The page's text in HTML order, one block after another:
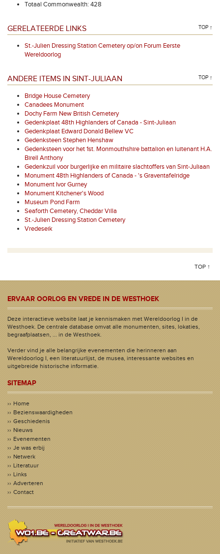
Totaal Commonwealth: 428
GERELATEERDE LINKS TOP ↑
St.-Julien Dressing Station Cemetery op/on Forum Eerste
Wereldoorlog
ANDERE ITEMS IN SINT-JULIAAN TOP ↑
Bridge House Cemetery
Canadees Monument
Dochy Farm New British Cemetery
Gedenkplaat 48th Highlanders of Canada - Sint-Juliaan
Gedenkplaat Edward Donald Bellew VC
Gedenksteen Stephen Henshaw
Gedenksteen voor het 1st. Monmouthshire battalion en luitenant H.A.
Birell Anthony
Gedenkzuil voor burgerlijke en militaire slachtoffers van Sint-Juliaan
Monument 48th Highlanders of Canada - 's Graventafelridge
Monument Ivor Gurney
Monument Kitchener's Wood
Museum Pond Farm
Seaforth Cemetery, Cheddar Villa
St.-Julien Dressing Station Cemetery
Vredeseik
TOP ↑
ERVAAR OORLOG EN VREDE IN DE WESTHOEK
Deze interactieve website laat je kennismaken met Wereldoorlog I in de
Westhoek. De centrale database omvat alle monumenten, sites, lokaties,
begraafplaatsen, ... in de Westhoek.
Verder vind je alle belangrijke evenementen die herinneren aan
Wereldoorlog I, een literatuurlijst, de musea, interessante websites en
uitgebreide historische informatie.
SITEMAP
Home
Bezienswaardigheden
Geschiedenis
Nieuws
Evenementen
Je was erbij
Netwerk
Literatuur
Links
Adverteren
Contact